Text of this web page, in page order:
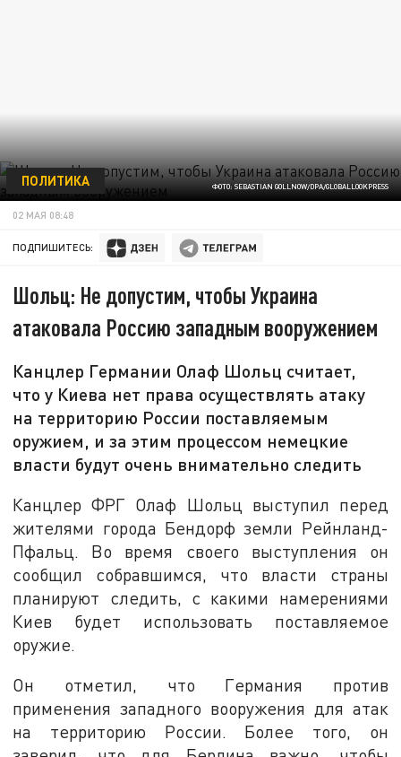
ФОТО: SEBASTIAN GOLLNOW/DPA/GLOBALLOOKPRESS
ПОЛИТИКА
02 МАЯ 08:48
ПОДПИШИТЕСЬ:
Шольц: Не допустим, чтобы Украина
атаковала Россию западным вооружением
Канцлер Германии Олаф Шольц считает,
что у Киева нет права осуществлять атаку
на территорию России поставляемым
оружием, и за этим процессом немецкие
власти будут очень внимательно следить
Канцлер ФРГ Олаф Шольц выступил перед
жителями города Бендорф земли Рейнланд-
Пфальц. Во время своего выступления он
сообщил собравшимся, что власти страны
планируют следить, с какими намерениями
Киев будет использовать поставляемое
оружие.
Он отметил, что Германия против
применения западного вооружения для атак
на территорию России. Более того, он